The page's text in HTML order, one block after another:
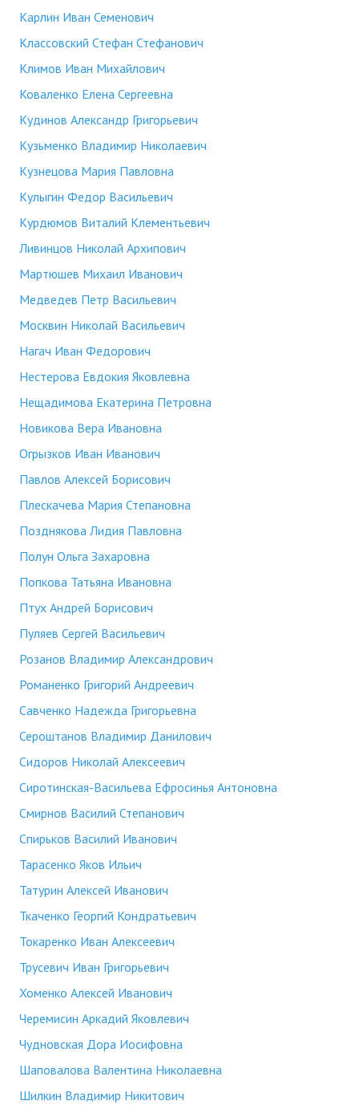
Карлин Иван Семенович
Классовский Стефан Стефанович
Климов Иван Михайлович
Коваленко Елена Сергеевна
Кудинов Александр Григорьевич
Кузьменко Владимир Николаевич
Кузнецова Мария Павловна
Кулыгин Федор Васильевич
Курдюмов Виталий Клементьевич
Ливинцов Николай Архипович
Мартюшев Михаил Иванович
Медведев Петр Васильевич
Москвин Николай Васильевич
Нагач Иван Федорович
Нестерова Евдокия Яковлевна
Нещадимова Екатерина Петровна
Новикова Вера Ивановна
Огрызков Иван Иванович
Павлов Алексей Борисович
Плескачева Мария Степановна
Позднякова Лидия Павловна
Полун Ольга Захаровна
Попкова Татьяна Ивановна
Птух Андрей Борисович
Пуляев Сергей Васильевич
Розанов Владимир Александрович
Романенко Григорий Андреевич
Савченко Надежда Григорьевна
Сероштанов Владимир Данилович
Сидоров Николай Алексеевич
Сиротинская-Васильева Ефросинья Антоновна
Смирнов Василий Степанович
Спирьков Василий Иванович
Тарасенко Яков Ильич
Татурин Алексей Иванович
Ткаченко Георгий Кондратьевич
Токаренко Иван Алексеевич
Трусевич Иван Григорьевич
Хоменко Алексей Иванович
Черемисин Аркадий Яковлевич
Чудновская Дора Иосифовна
Шаповалова Валентина Николаевна
Шилкин Владимир Никитович